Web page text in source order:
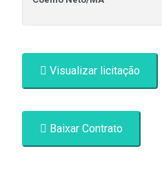
Visualizar licitação
Baixar Contrato